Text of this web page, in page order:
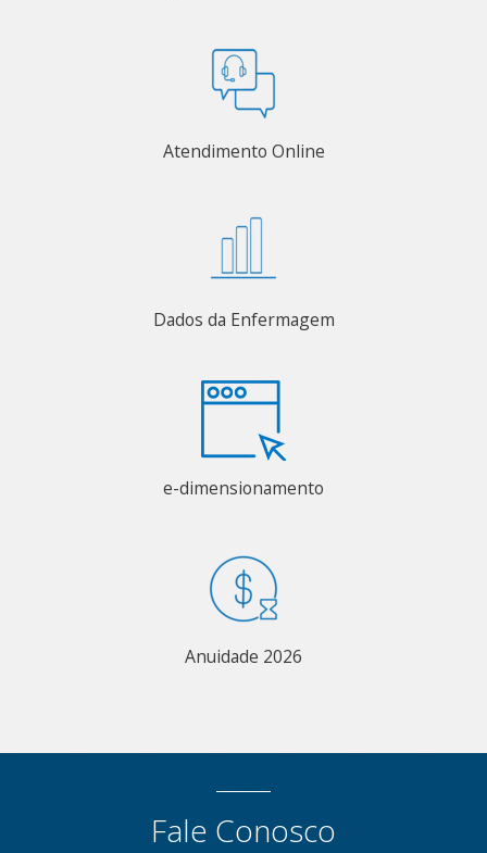
Atendimento Online
Dados da Enfermagem
e-dimensionamento
Anuidade 2026
Fale Conosco